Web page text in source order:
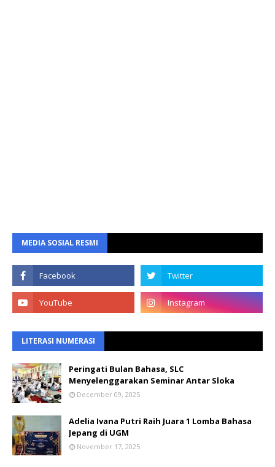
MEDIA SOSIAL RESMI
LITERASI NUMERASI
Peringati Bulan Bahasa, SLC
Menyelenggarakan Seminar Antar Sloka
December 09, 2025
Adelia Ivana Putri Raih Juara 1 Lomba Bahasa
Jepang di UGM
November 17, 2025